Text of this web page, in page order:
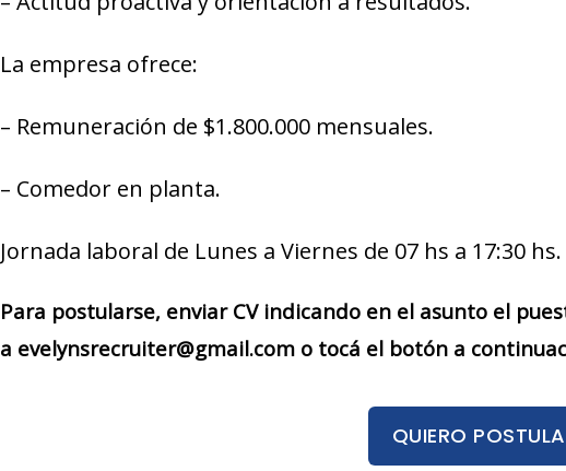
La empresa ofrece:
– Remuneración de $1.800.000 mensuales.
– Comedor en planta.
Jornada laboral de Lunes a Viernes de 07 hs a 17:30 hs.
Para postularse, enviar CV indicando en el asunto el
a evelynsrecruiter@gmail.com o tocá el botón a
QUIERO